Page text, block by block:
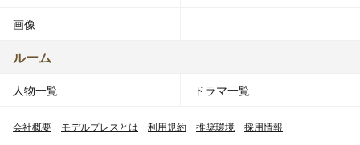
画像
ルーム
人物一覧 ドラマ一覧
会社概要 モデルプレスとは 利用規約 推奨環境 採用情報